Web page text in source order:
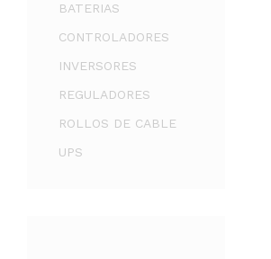
BATERIAS
CONTROLADORES
INVERSORES
REGULADORES
ROLLOS DE CABLE
UPS